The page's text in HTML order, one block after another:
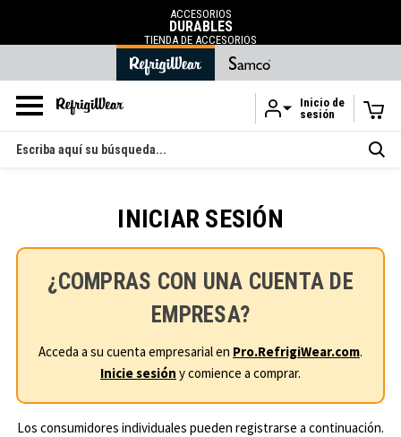
Ir al contenido principal
ACCESORIOS
DURABLES
TIENDA DE ACCESORIOS
Inicio de
sesión
Buscar
en
INICIAR SESIÓN
¿COMPRAS CON UNA CUENTA DE
EMPRESA?
Acceda a su cuenta empresarial en Pro.RefrigiWear.com.
Inicie sesión y comience a comprar.
Los consumidores individuales pueden registrarse a continuación.